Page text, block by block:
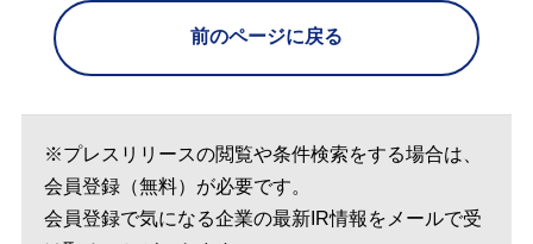
前のページに戻る
※プレスリリースの閲覧や条件検索をする場合は、
会員登録（無料）が必要です。
会員登録で気になる企業の最新IR情報をメールで受